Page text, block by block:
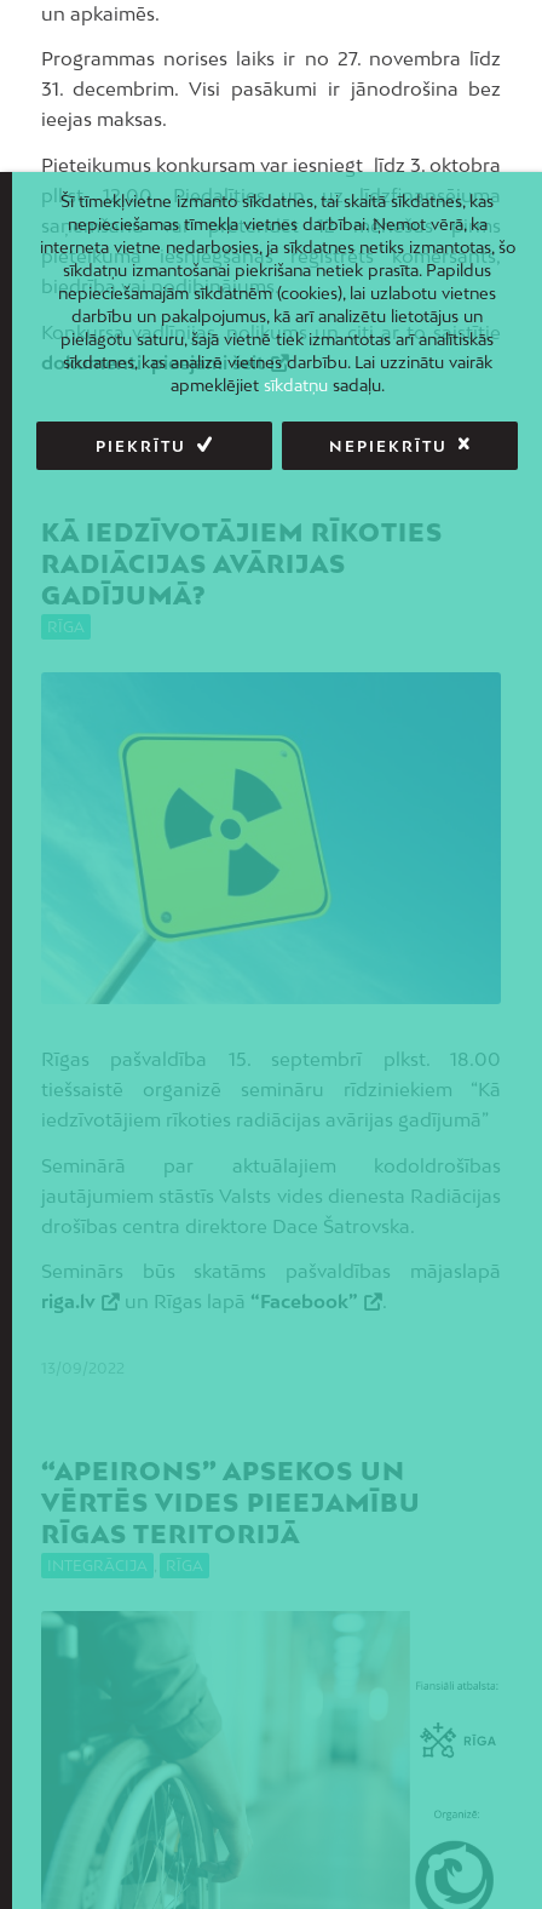
un apkaimēs.
Programmas norises laiks ir no 27. novembra līdz
31. decembrim. Visi pasākumi ir jānodrošina bez
ieejas maksas.
Pieteikumus konkursam var iesniegt līdz 3. oktobra
plkst. 12.00. Piedalīties un uz līdzfinansējuma
saņemšanu var pretendēt 12 mēnešus pirms
pieteikuma iesniegšanas reģistrēts komersants,
biedrība vai nodibinājums.
Konkursa vadlīnijas, nolikums un citi ar to saistītie
dokumenti pieejami šeit
.
KĀ IEDZĪVOTĀJIEM RĪKOTIES
RADIĀCIJAS AVĀRIJAS
GADĪJUMĀ?
RĪGA
Rīgas pašvaldība 15. septembrī plkst. 18.00
tiešsaistē organizē semināru rīdziniekiem “Kā
iedzīvotājiem rīkoties radiācijas avārijas gadījumā”
Seminārā par aktuālajiem kodoldrošības
jautājumiem stāstīs Valsts vides dienesta Radiācijas
drošības centra direktore Dace Šatrovska.
Seminārs būs skatāms pašvaldības mājaslapā
riga.lv
un Rīgas lapā “Facebook” .
“APEIRONS” APSEKOS UN
VĒRTĒS VIDES PIEEJAMĪBU
RĪGAS TERITORIJĀ
INTEGRĀCIJA RĪGA
Šī tīmekļvietne izmanto sīkdatnes, tai skaitā sīkdatnes, kas
nepieciešamas tīmekļa vietnes darbībai. Ņemot vērā, ka
interneta vietne nedarbosies, ja sīkdatnes netiks izmantotas, šo
sīkdatņu izmantošanai piekrišana netiek prasīta. Papildus
nepieciešamajām sīkdatnēm (cookies), lai uzlabotu vietnes
darbību un pakalpojumus, kā arī analizētu lietotājus un
pielāgotu saturu, šajā vietnē tiek izmantotas arī analītiskās
sīkdatnes, kas analizē vietnes darbību. Lai uzzinātu vairāk
apmeklējiet sīkdatņusadaļu.
PIEKRĪTU NEPIEKRĪTU